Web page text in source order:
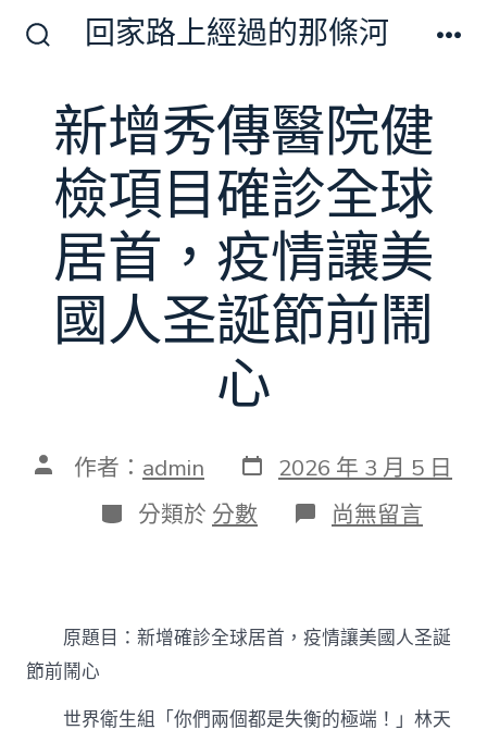
切
換
開
回家路上經過的那條河
新增秀傳醫院健
檢項目確診全球
居首，疫情讓美
國人圣誕節前鬧
心
文 作者： admin 發
表
日
期
2026 年 3 月 5 日
分
類
分類於 分數 在
〈新
醫
院
項
尚無留言
原題目：新增確診全球居首，疫情讓美國人圣誕
節前鬧心
世界衛生組「你們兩個都是失衡的極端！」林天